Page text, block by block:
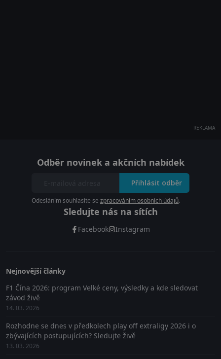
REKLAMA
Odběr novinek a akčních nabídek
Přihlásit odběr
Odesláním souhlasíte se zpracováním osobních údajů.
Sledujte nás na sítích
Facebook Instagram
Nejnovější články
F1 Čína 2026: program Velké ceny, výsledky a kde sledovat
závod živě
14. 03. 2026
Rozhodne se dnes v předkolech play off extraligy 2026 i o
zbývajících postupujících? Sledujte živě
13. 03. 2026